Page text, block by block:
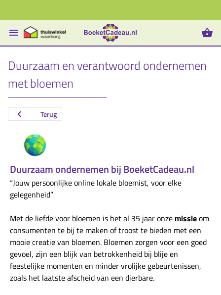
Duurzaam en verantwoord ondernemen
met bloemen
Terug
Duurzaam ondernemen bij BoeketCadeau.nl
“Jouw persoonlijke online lokale bloemist, voor elke
gelegenheid”
Met de liefde voor bloemen is het al 35 jaar onze missieom
consumenten te bij te maken of troost te bieden met een
mooie creatie van bloemen. Bloemen zorgen voor een goed
gevoel, zijn een blijk van betrokkenheid bij blije en
feestelijke momenten en minder vrolijke gebeurtenissen,
zoals het laatste afscheid van een dierbare.